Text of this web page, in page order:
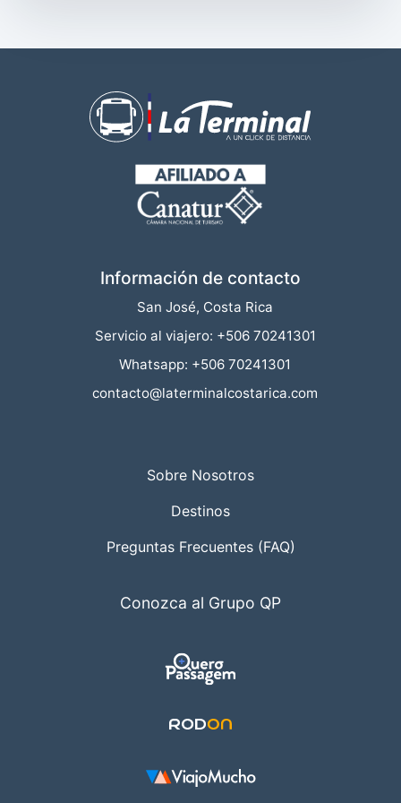
Información de contacto
San José, Costa Rica
Servicio al viajero: +506 70241301
Whatsapp: +506 70241301
contacto@laterminalcostarica.com
Sobre Nosotros
Destinos
Preguntas Frecuentes (FAQ)
Conozca al Grupo QP